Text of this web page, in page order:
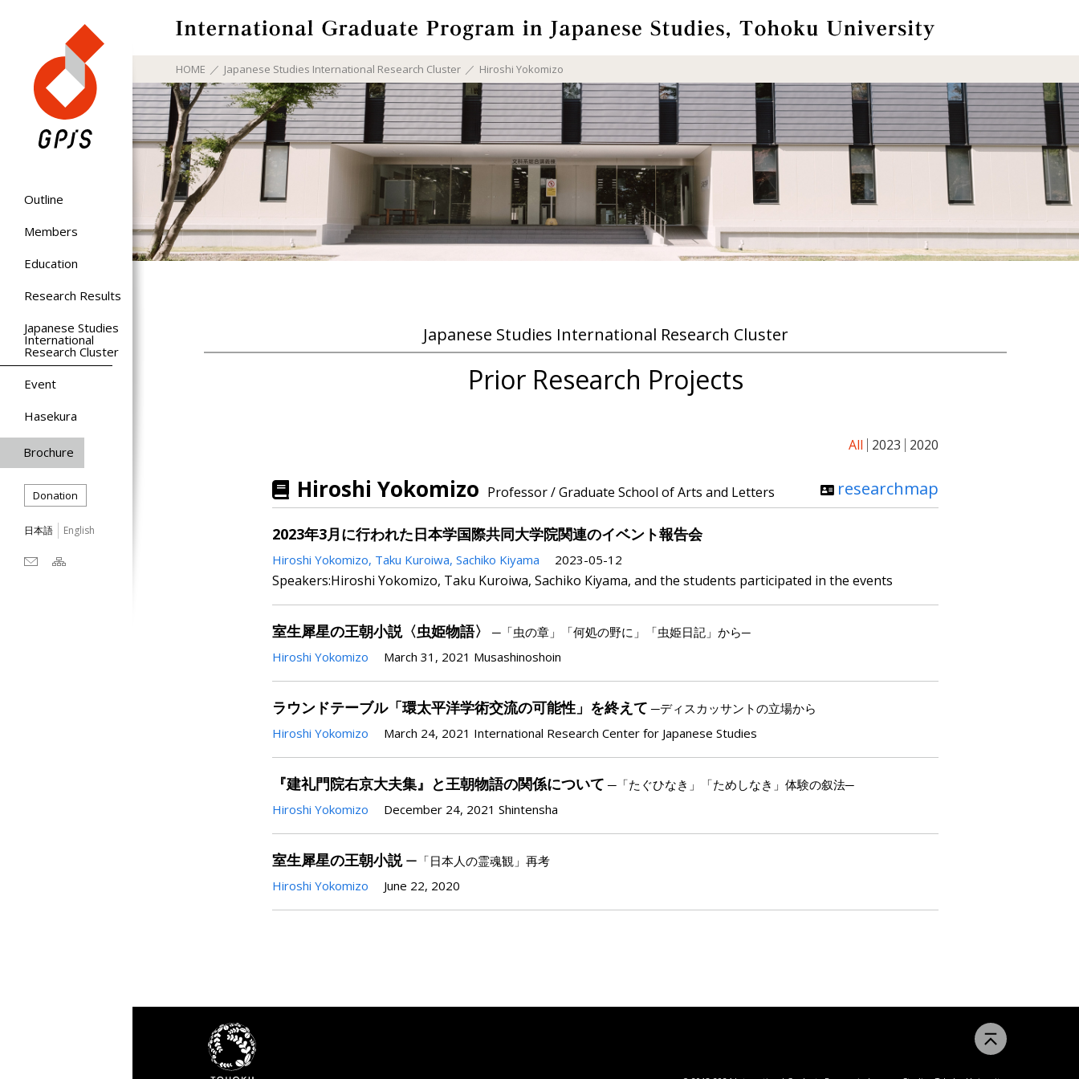
Outline
Members
Education
Research Results
Japanese Studies
International
Research Cluster
Event
Hasekura
Brochure
Donation
日本語 English
HOME Japanese Studies International Research Cluster Hiroshi Yokomizo
Japanese Studies International Research Cluster
Prior Research Projects
All 2023 2020
Hiroshi Yokomizo Professor / Graduate School of Arts and Letters researchmap
2023年3月に行われた日本学国際共同大学院関連のイベント報告会
Hiroshi Yokomizo, Taku Kuroiwa, Sachiko Kiyama 2023-05-12
Speakers:Hiroshi Yokomizo, Taku Kuroiwa, Sachiko Kiyama, and the students participated in the events
室生犀星の王朝小説〈虫姫物語〉
─「虫の章」「何処の野に」「虫姫日記」から─
Hiroshi Yokomizo
March 31, 2021 Musashinoshoin
ラウンドテーブル「環太平洋学術交流の可能性」を終えて ─ディスカッサントの立場から
Hiroshi Yokomizo
March 24, 2021 International Research Center for Japanese Studies
『建礼門院右京大夫集』と王朝物語の関係について ─「たぐひなき」「ためしなき」体験の叙法─
Hiroshi Yokomizo
December 24, 2021 Shintensha
室生犀星の王朝小説 ー「日本人の霊魂観」再考
Hiroshi Yokomizo
June 22, 2020